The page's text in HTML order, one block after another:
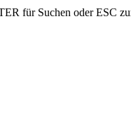
für Suchen oder ESC